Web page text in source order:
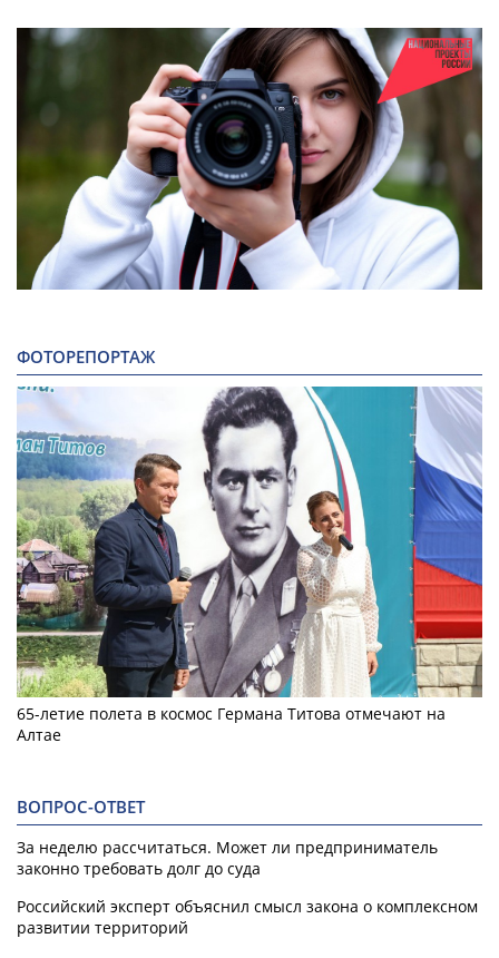
ФОТОРЕПОРТАЖ
65-летие полета в космос Германа Титова отмечают на
Алтае
ВОПРОС-ОТВЕТ
За неделю рассчитаться. Может ли предприниматель
законно требовать долг до суда
Российский эксперт объяснил смысл закона о комплексном
развитии территорий